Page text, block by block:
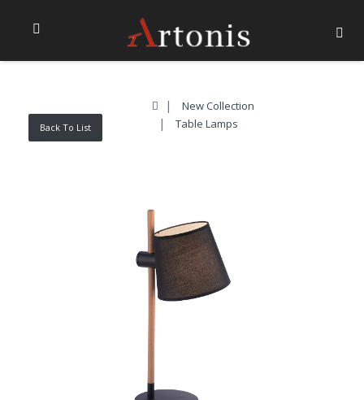
Back To List
New Collection
Table Lamps